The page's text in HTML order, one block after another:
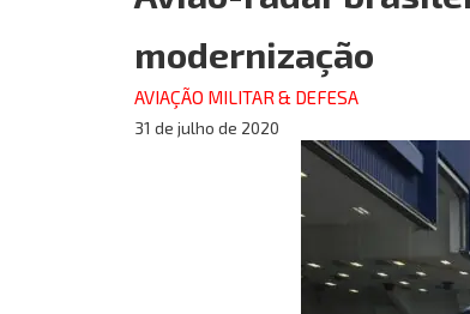
modernização
AVIAÇÃO MILITAR & DEFESA
31 de julho de 2020